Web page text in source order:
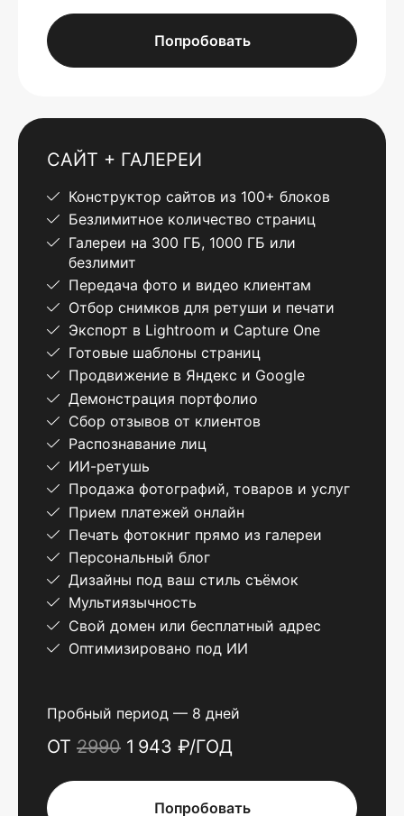
Попробовать
САЙТ + ГАЛЕРЕИ
Конструктор сайтов из 100+ блоков
Безлимитное количество страниц
Галереи на 300 ГБ, 1000 ГБ или
безлимит
Передача фото и видео клиентам
Отбор снимков для ретуши и печати
Экспорт в Lightroom и Capture One
Готовые шаблоны страниц
Продвижение в Яндекс и Google
Демонстрация портфолио
Сбор отзывов от клиентов
Распознавание лиц
ИИ-ретушь
Продажа фотографий, товаров и услуг
Прием платежей онлайн
Печать фотокниг прямо из галереи
Персональный блог
Дизайны под ваш стиль съёмок
Мультиязычность
Свой домен или бесплатный адрес
Оптимизировано под ИИ
Пробный период — 8 дней
ОТ 2990 1 943 ₽/ГОД
Попробовать